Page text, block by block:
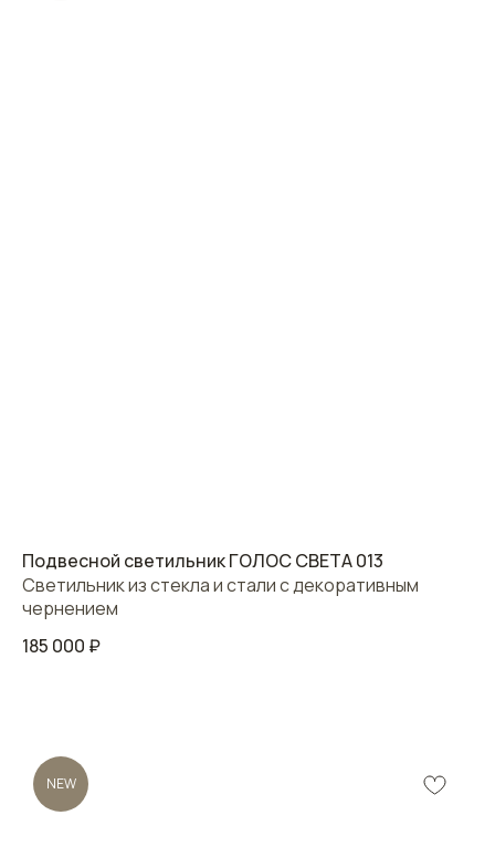
Подвесной светильник ГОЛОС СВЕТА 013
Светильник из стекла и стали с декоративным
чернением
185 000 ₽
NEW